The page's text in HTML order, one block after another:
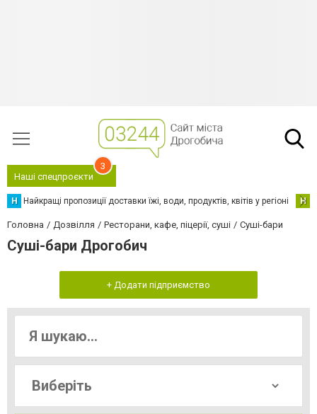
Наші спецпроєкти
3
Н Найкращі пропозиції доставки їжі, води, продуктів, квітів у регіоні Н
Головна Дозвілля Ресторани, кафе, піцерії, суші Суші-бари
Суші-бари Дрогобич
+ Додати підприємство